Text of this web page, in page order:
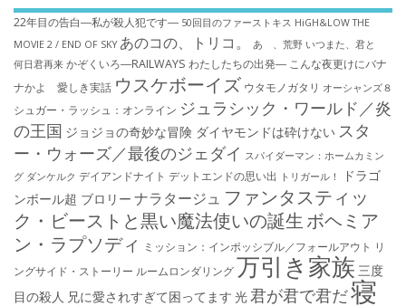
22年目の告白―私が殺人犯です― 50回目のファーストキス HiGH&LOW THE
MOVIE 2 / END OF SKY あのコの、トリコ。 あゝ、荒野 いつまた、君と
何日君再来 かぞくいろ―RAILWAYS わたしたちの出発― こんな夜更けにバナ
ナかよ 愛しき実話 ウスケボーイズ ウタモノガタリ オーシャンズ８
シュガー・ラッシュ：オ​ンライン ジュラシック・ワールド／炎
の王国 ジョジョの奇妙な冒険 ダイヤモンドは砕けない スタ
ー・ウォーズ／最後のジェダイ スパイダーマン：ホームカミン
グ ダンケルク デイアンドナイト デットエンドの思い出 トリガール！
ドラゴ
ンボール超 ブロリー ナラタージュ ファンタスティッ
ク・ビーストと黒い魔法使いの誕生 ボヘミア
ン・ラプソディ ミッション：インポッシブル／フォールアウト リ
ングサイド・ストーリー ルームロンダリング万引き家族 三度
目の殺人 兄に愛されすぎて困ってます 光君が君で君だ寝